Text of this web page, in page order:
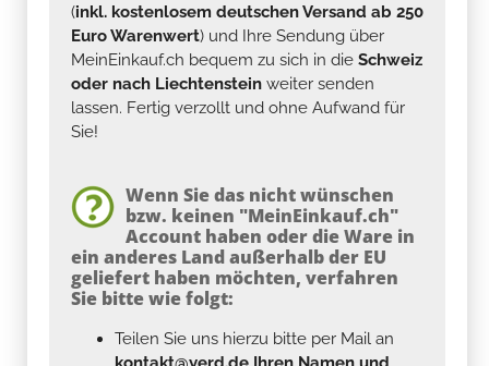
(inkl. kostenlosem deutschen Versand ab 250
Euro Warenwert) und Ihre Sendung über
MeinEinkauf.ch bequem zu sich in die Schweiz
oder nach Liechtenstein weiter senden
lassen. Fertig verzollt und ohne Aufwand für
Sie!
Wenn Sie das nicht wünschen
bzw. keinen "MeinEinkauf.ch"
Account haben oder die Ware in
ein anderes Land außerhalb der EU
geliefert haben möchten, verfahren
Sie bitte wie folgt:
Teilen Sie uns hierzu bitte per Mail an